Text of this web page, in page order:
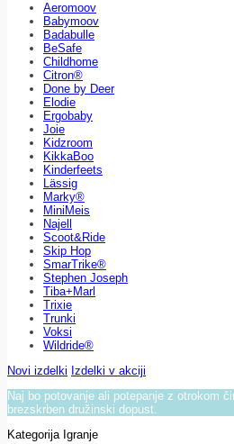
Aeromoov
Babymoov
Badabulle
BeSafe
Childhome
Citron®
Done by Deer
Elodie
Ergobaby
Joie
Kidzroom
KikkaBoo
Kinderfeets
Lässig
Marky®
MiniMeis
Najell
Scoot&Ride
Skip Hop
SmarTrike®
Stephen Joseph
Tiba+Marl
Trixie
Trunki
Voksi
Wildride®
Novi izdelki Izdelki v akciji
Naj bo potovanje ali potepanje z otrokom
brezskrben družinski dopust.
Kategorija Igranje